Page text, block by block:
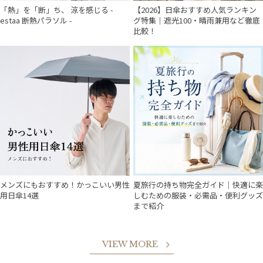
「熱」を「断」ち、 涼を感じる -
estaa 断熱パラソル -
【2026】日傘おすすめ人気ランキン
グ特集｜遮光100・晴雨兼用など徹底
比較！
メンズにもおすすめ！かっこいい男性
用日傘14選
夏旅行の持ち物完全ガイド｜快適に楽
しむための服装・必需品・便利グッズ
まで紹介
VIEW MORE